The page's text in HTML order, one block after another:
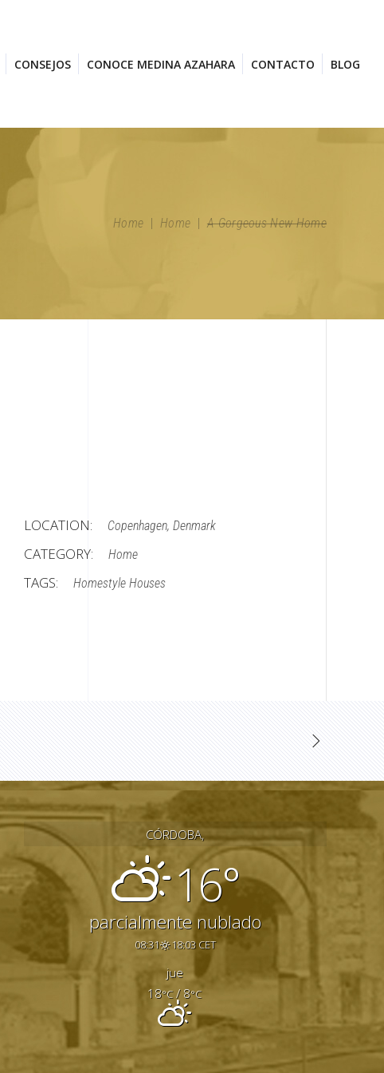
CONSEJOS CONOCE MEDINA AZAHARA CONTACTO BLOG
Home |Home | A Gorgeous New Home
LOCATION: Copenhagen, Denmark
CATEGORY: Home
TAGS: Homestyle Houses
CÓRDOBA,
16°
parcialmente nublado
08:31 18:03 CET
jue
18°C/ 8°C